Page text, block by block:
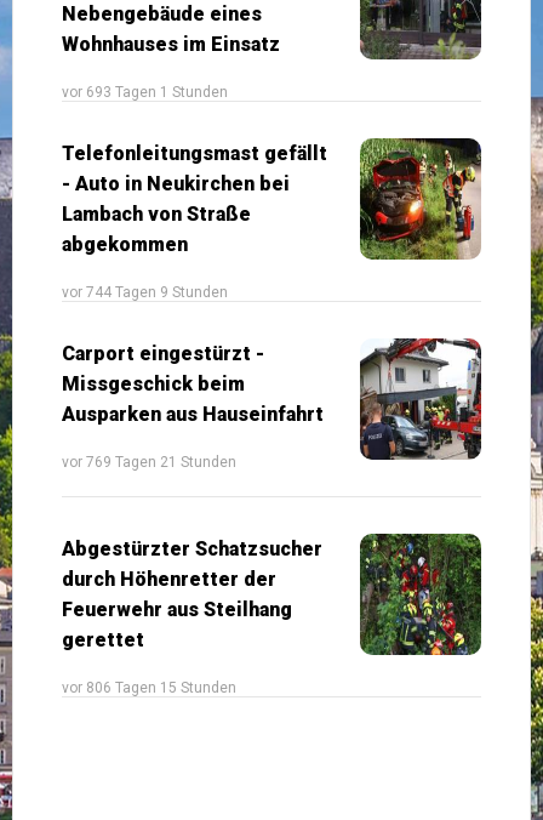
Nebengebäude eines
Wohnhauses im Einsatz
vor 693 Tagen 1 Stunden
Telefonleitungsmast gefällt
- Auto in Neukirchen bei
Lambach von Straße
abgekommen
vor 744 Tagen 9 Stunden
Carport eingestürzt -
Missgeschick beim
Ausparken aus Hauseinfahrt
vor 769 Tagen 21 Stunden
Abgestürzter Schatzsucher
durch Höhenretter der
Feuerwehr aus Steilhang
gerettet
vor 806 Tagen 15 Stunden